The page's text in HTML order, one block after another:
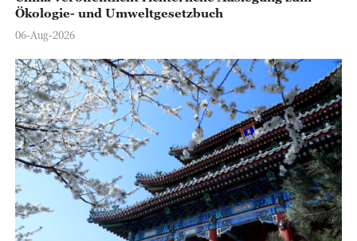
Ökologie- und Umweltgesetzbuch
06-Aug-2026